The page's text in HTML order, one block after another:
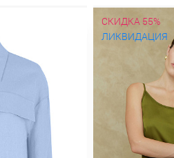
СКИДКА 55%
ЛИКВИДАЦИЯ